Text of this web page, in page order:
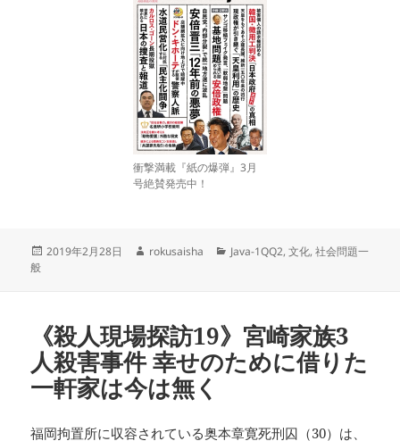
衝撃満載『紙の爆弾』3月
号絶賛発売中！
投
2019年2月28日
作
rokusaisha
カ
Java-1QQ2,文化,社会問題一
般
《殺人現場探訪19》宮崎家族3
人殺害事件 幸せのために借りた
一軒家は今は無く
福岡拘置所に収容されている奥本章寛死刑囚（30）は、